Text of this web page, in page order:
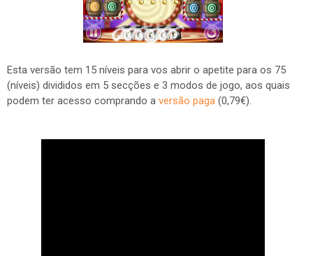
Esta versão tem 15 níveis para vos abrir o apetite para os 75
(níveis) divididos em 5 secções e 3 modos de jogo, aos quais
podem ter acesso comprando a versão paga (0,79€).